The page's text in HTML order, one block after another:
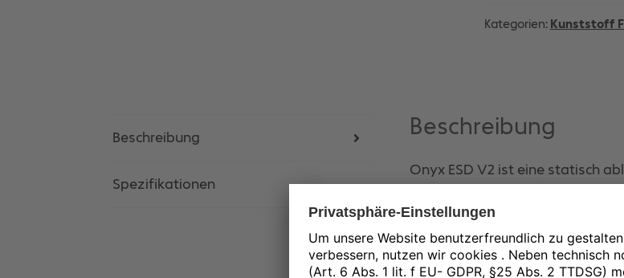
Menge
Kategorien: Kunststoff
Beschreibung
Spezifikationen
Beschreibung
Onyx ESD V2 ist eine statisch
präzise entwickelt für einen
Onyx ESD v2 erfüllt die ESD-
bietet dabei die gleiche
steifer als Onyx und weist